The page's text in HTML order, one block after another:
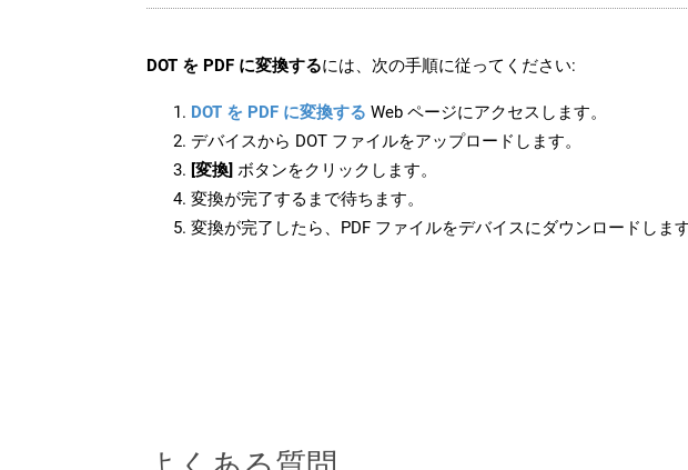
DOT を PDF に変換するには、次の手順に従ってください:
DOT を PDF に変換する Web ページにアクセスします。
デバイスから DOT ファイルをアップロードします。
[変換] ボタンをクリックします。
変換が完了するまで待ちます。
変換が完了したら、PDF ファイルをデバイスにダウンロードします